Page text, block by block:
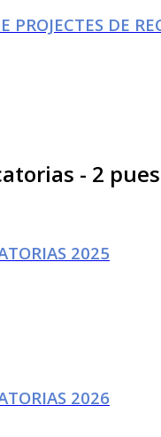
DE
- 2
2025
2026